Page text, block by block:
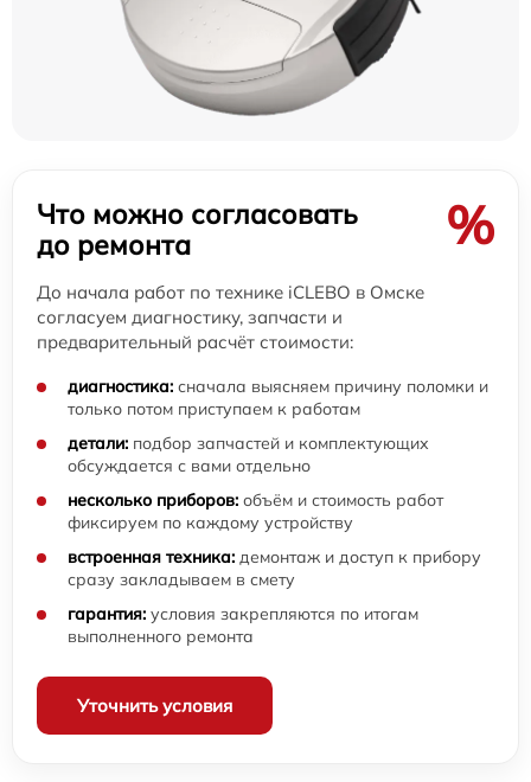
Что можно согласовать
до ремонта
%
До начала работ по технике iCLEBO в Омске
согласуем диагностику, запчасти и
предварительный расчёт стоимости:
диагностика: сначала выясняем причину поломки и
только потом приступаем к работам
детали: подбор запчастей и комплектующих
обсуждается с вами отдельно
несколько приборов: объём и стоимость работ
фиксируем по каждому устройству
встроенная техника: демонтаж и доступ к прибору
сразу закладываем в смету
гарантия: условия закрепляются по итогам
выполненного ремонта
Уточнить условия